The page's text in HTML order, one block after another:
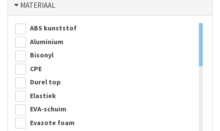
MATERIAAL
ABS kunststof
Aluminium
Bisonyl
CPE
Durel top
Elastiek
EVA-schuim
Evazote foam